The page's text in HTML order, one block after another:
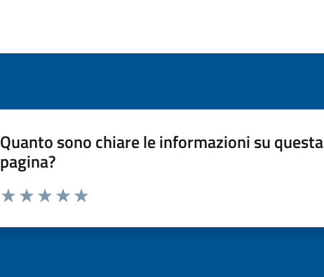
Quanto sono chiare le informazioni su questa
pagina?
Valuta da 1 a 5 stelle la pagina